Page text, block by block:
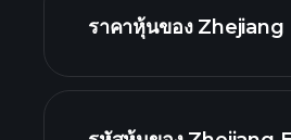
ราคาหุ้นของ